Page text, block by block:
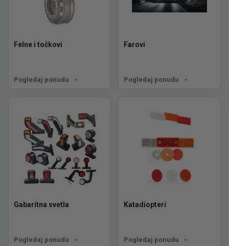
Felne i točkovi
Pogledaj ponudu
Farovi
Pogledaj ponudu
Gabaritna svetla
Pogledaj ponudu
Katadiopteri
Pogledaj ponudu